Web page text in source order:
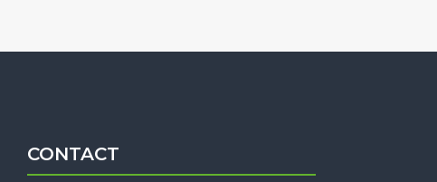
CONTACT